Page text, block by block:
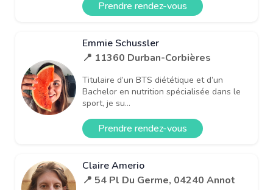
Prendre rendez-vous
Emmie Schussler
📍 11360 Durban-Corbières
Titulaire d’un BTS diététique et d’un
Bachelor en nutrition spécialisée dans le
sport, je su...
Prendre rendez-vous
Claire Amerio
📍 54 Pl Du Germe, 04240 Annot